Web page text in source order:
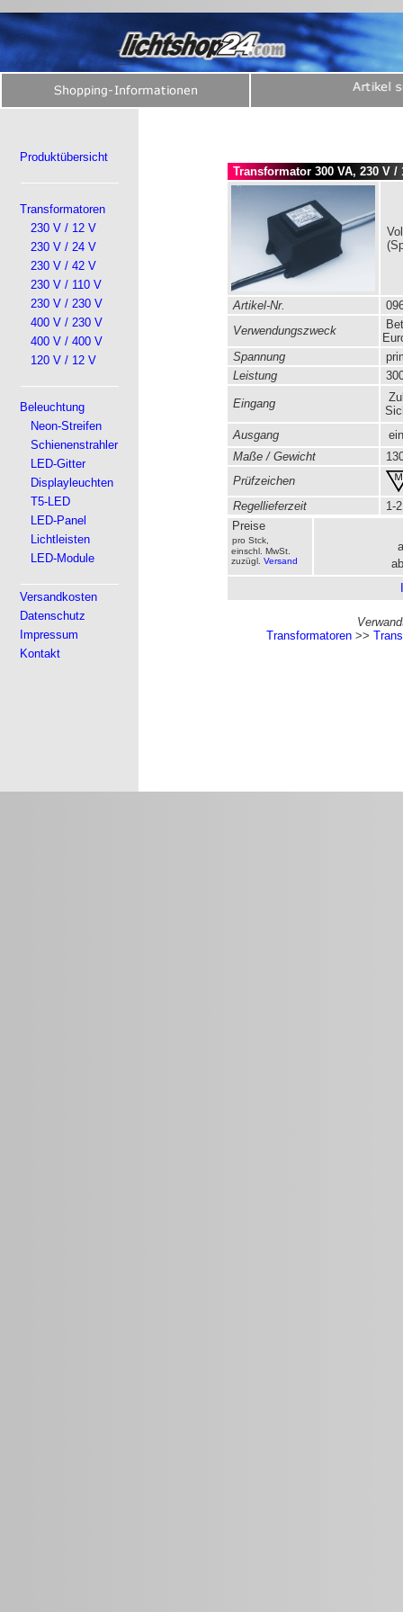
Produktübersicht
Transformatoren
230 V / 12 V
230 V / 24 V
230 V / 42 V
230 V / 110 V
230 V / 230 V
400 V / 230 V
400 V / 400 V
120 V / 12 V
Beleuchtung
Neon-Streifen
Schienenstrahler
LED-Gitter
Displayleuchten
T5-LED
LED-Panel
Lichtleisten
LED-Module
Versandkosten
Datenschutz
Impressum
Kontakt
Transformator 300 VA, 230 V /
Artikel-Nr.
Verwendungszweck
Spannung
Leistung
Eingang
Ausgang
Maße / Gewicht
Prüfzeichen
Regellieferzeit
1-
Preise
pro Stck,
einschl. MwSt.
zuzügl. Versand
Transformatoren >>